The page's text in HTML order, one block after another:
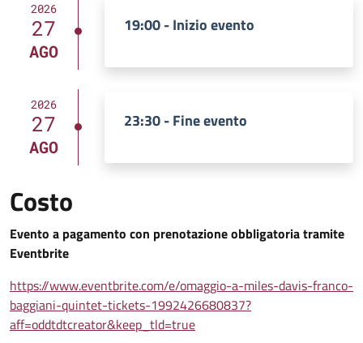
2026
27
AGO
19:00 - Inizio evento
2026
27
AGO
23:30 - Fine evento
Costo
Evento a pagamento con prenotazione obbligatoria tramite
Eventbrite
https://www.eventbrite.com/e/omaggio-a-miles-davis-franco-
baggiani-quintet-tickets-1992426680837?
aff=oddtdtcreator&keep_tld=true